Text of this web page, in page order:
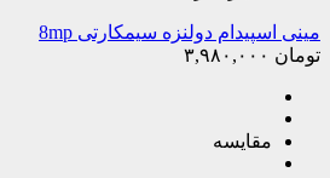
مینی اسپیدام دولنزه سیمکارتی 8mp
تومان
مقایسه